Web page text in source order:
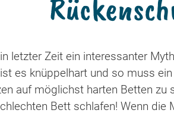
letzter Zeit ein interessanter
es knüppelhart und so muss
auf möglichst harten Betten zu
Bett schlafen! Wenn